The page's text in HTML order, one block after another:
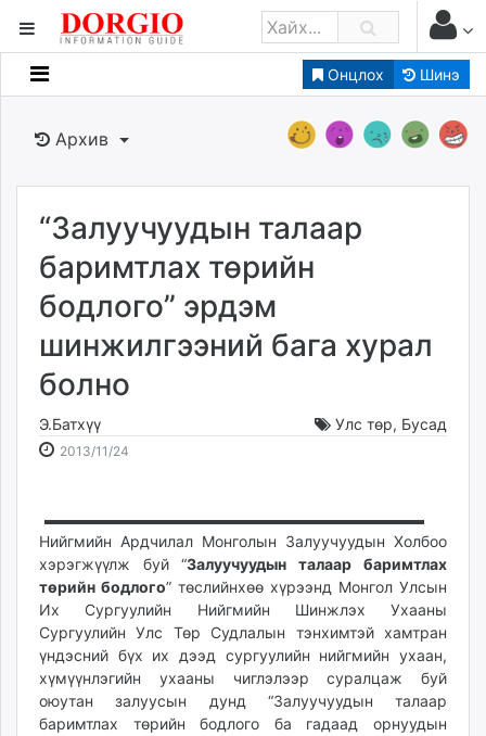
Онцлох Шинэ
Мэдээллийн
Банк санхүү
Бизнес ААН
Төрийн
Нийслэлийн
dorgio.mn
Gogo.mn
news.mn
zindaa.mn
Baabar.mn
mnb.mn
Livetv.mn
Eguur.mn
24tsag.mn
shuud.mn
eagle.mn
ergelt.mn
zarig.mn
Архив
“Залуучуудын талаар
баримтлах төрийн
бодлого” эрдэм
шинжилгээний бага хурал
болно
Э.Батхүү Улс төр, Бусад
2013/11/24
21:33:03
16:11:30
Нийгмийн Ардчилал Монголын Залуучуудын Холбоо
хэрэгжүүлж буй “Залуучуудын талаар баримтлах
төрийн бодлого” төслийнхөө хүрээнд Монгол Улсын
Их Сургуулийн Нийгмийн Шинжлэх Ухааны
Сургуулийн Улс Төр Судлалын тэнхимтэй хамтран
үндэсний бүх их дээд сургуулийн нийгмийн ухаан,
хүмүүнлэгийн ухааны чиглэлээр суралцаж буй
оюутан залуусын дунд “Залуучуудын талаар
баримтлах төрийн бодлого ба гадаад орнуудын